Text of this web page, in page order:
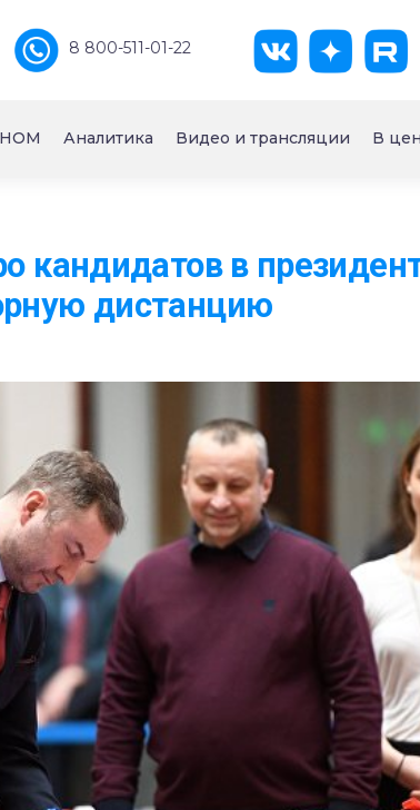
8 800-511-01-22
НОМ Аналитика Видео и трансляции В
кандидатов в
дистанцию